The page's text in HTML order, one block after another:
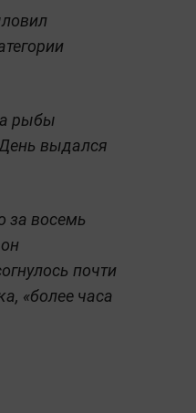
рыбы
выдался
за восемь
почти
«более часа